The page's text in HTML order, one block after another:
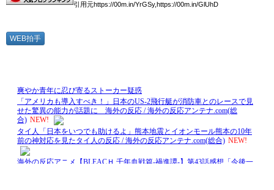
引用元https://00m.in/YrGSy,https://00m.in/GlUhD
WEB拍手